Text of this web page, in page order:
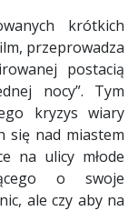
krótkich
przeprowadza
postacią
nocy”. Tym
kryzys wiary
się nad miastem
na ulicy młode
o swoje
ale czy aby na